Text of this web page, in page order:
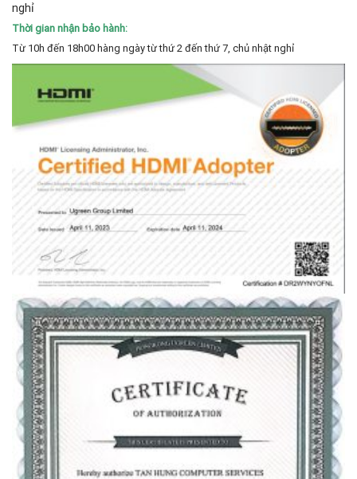
nghỉ
Thời gian nhận bảo hành:
Từ 10h đến 18h00 hàng ngày từ thứ 2 đến thứ 7, chủ nhật nghỉ